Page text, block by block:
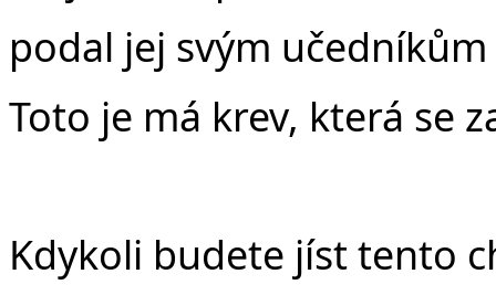
podal jej svým
Toto je má krev, která se
Kdykoli budete jíst tento